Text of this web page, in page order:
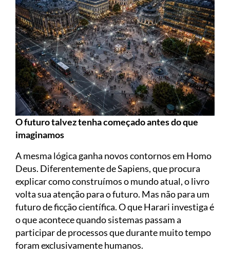
O futuro talvez tenha começado antes do que
imaginamos
A mesma lógica ganha novos contornos em Homo
Deus. Diferentemente de Sapiens, que procura
explicar como construímos o mundo atual, o livro
volta sua atenção para o futuro. Mas não para um
futuro de ficção científica. O que Harari investiga é
o que acontece quando sistemas passam a
participar de processos que durante muito tempo
foram exclusivamente humanos.